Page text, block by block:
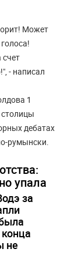
Может
- написал
1
дебатах
румынски.
упала
за
не